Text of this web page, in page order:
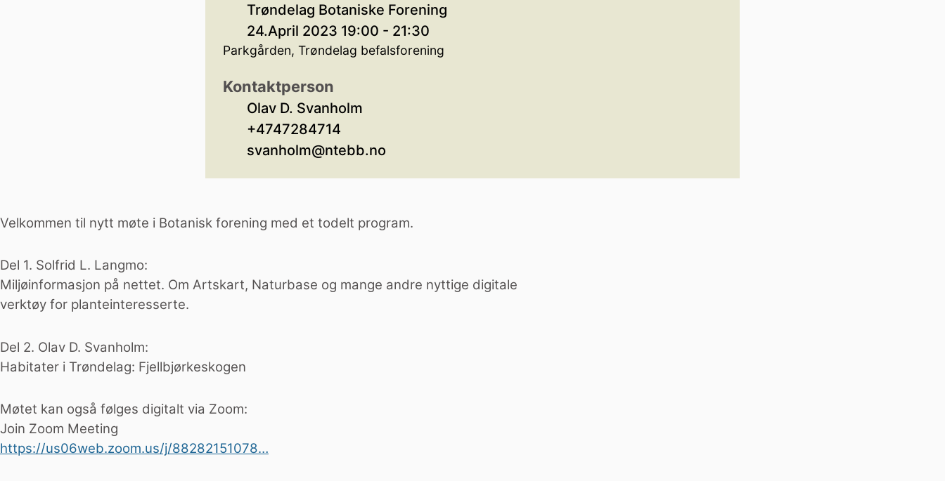
Trøndelag Botaniske Forening
24.April 2023 19:00 - 21:30
Parkgården, Trøndelag befalsforening
Kontaktperson
Olav D. Svanholm
+4747284714
svanholm@ntebb.no
Velkommen til nytt møte i Botanisk forening med et todelt program.
Del 1. Solfrid L. Langmo:
Miljøinformasjon på nettet. Om Artskart, Naturbase og mange andre nyttige digitale
verktøy for planteinteresserte.
Del 2. Olav D. Svanholm:
Habitater i Trøndelag: Fjellbjørkeskogen
Møtet kan også følges digitalt via Zoom:
Join Zoom Meeting
https://us06web.zoom.us/j/88282151078…